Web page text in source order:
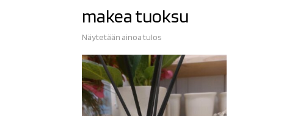
makea tuoksu
Näytetään ainoa tulos